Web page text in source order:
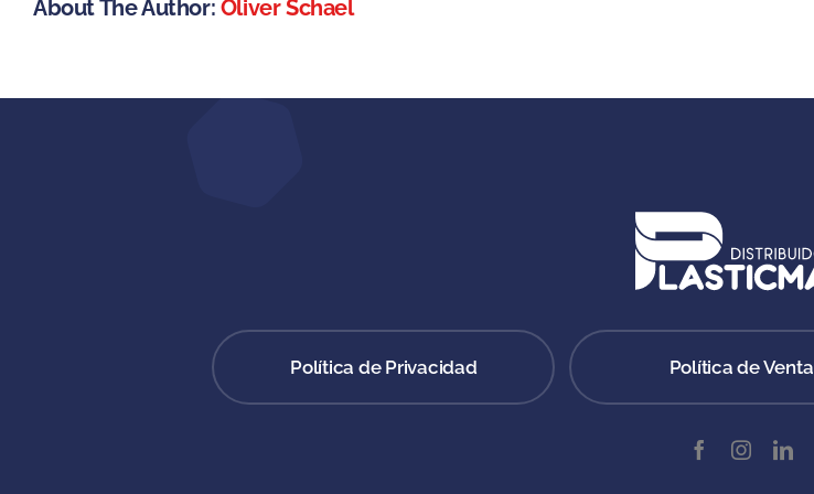
About The Author: Oliver Schael
Política de Privacidad Política de Venta